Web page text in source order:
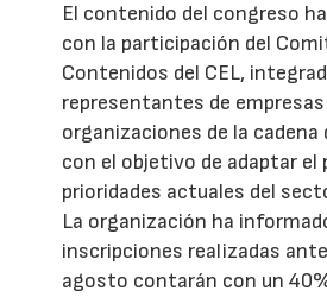
El contenido del congreso
con la participación del
Contenidos del CEL,
representantes de
organizaciones de la
con el objetivo de adaptar el
prioridades actuales del
La organización ha
inscripciones realizadas
agosto contarán con un